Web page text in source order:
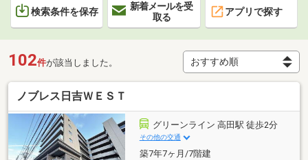
検索条件を保存
新着メールを受
取る
アプリで探す
102件が該当しました。
ノブレス日吉ＷＥＳＴ
グリーンライン 高田駅 徒歩2分
その他の交通
築7年7ヶ月/7階建